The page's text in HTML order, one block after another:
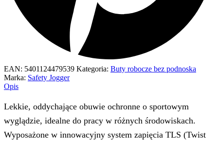
EAN: 5401124479539 Kategoria: Buty robocze bez podnoska
Marka: Safety Jogger
Opis
Lekkie, oddychające obuwie ochronne o sportowym
wyglądzie, idealne do pracy w różnych środowiskach.
Wyposażone w innowacyjny system zapięcia TLS (Twist